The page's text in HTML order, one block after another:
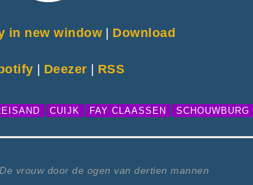
in new window | Download
| Deezer | RSS
CUIJK FAY CLAASSEN SCHOUWBURG
Previous
De vrouw door de ogen van dertien mannen